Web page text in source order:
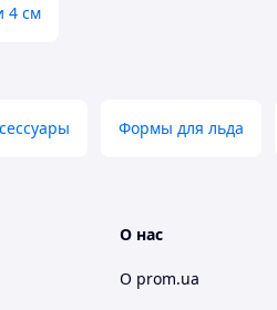
4 см
Формы для льда
О нас
О prom.ua